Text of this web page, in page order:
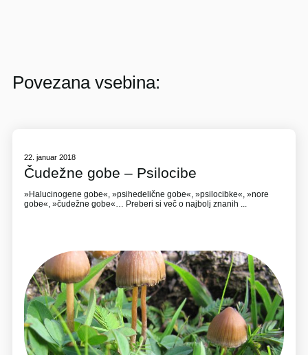
Povezana vsebina:
22. januar 2018
Čudežne gobe – Psilocibe
»Halucinogene gobe«, »psihedelične gobe«, »psilocibke«, »nore
gobe«, »čudežne gobe«… Preberi si več o najbolj znanih ...